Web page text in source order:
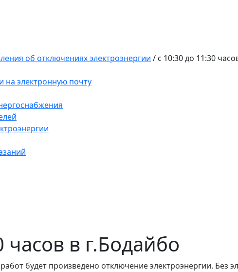
об отключениях электроэнергии / с 10:30 до 11:30
на электронную почту
часов в г.Бодайбо
будет произведено отключение электроэнергии. Без